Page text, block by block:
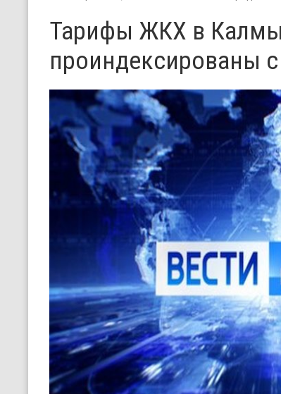
Тарифы ЖКХ в
проиндексированы